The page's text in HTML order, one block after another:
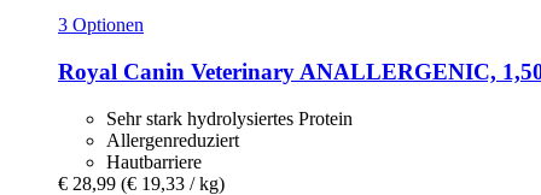
3 Optionen
Royal Canin Veterinary ANALLERGENIC,
Sehr stark hydrolysiertes Protein
Allergenreduziert
Hautbarriere
€ 28,99 (€ 19,33 / kg)